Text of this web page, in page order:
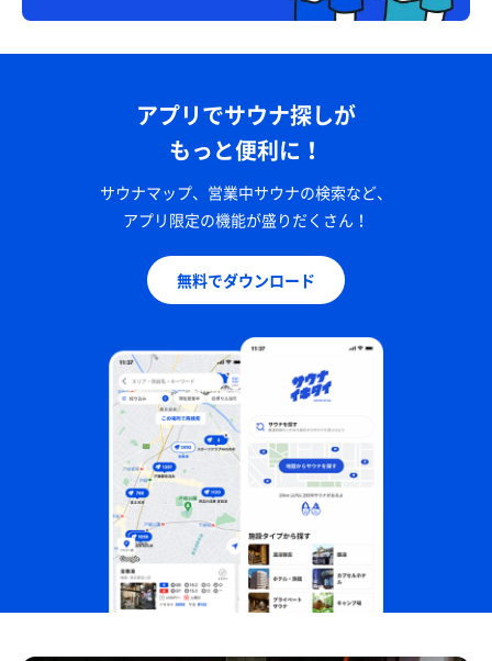
アプリでサウナ探しが
もっと便利に！
サウナマップ、営業中サウナの検索など、
アプリ限定の機能が盛りだくさん！
無料でダウンロード